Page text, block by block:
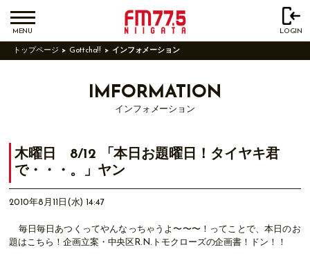
MENU LOGIN
トップページ Gottcha!! インフォメーション
IMFORMATION
インフォメーション
木曜日 8/12 「本日お題曜日！タイヤキ君
で・・・。」ヤン
2010年8月11日(水) 14:47
毎日毎日あつくってやんなっちゃうよ〜〜〜！ってことで、本日のお
題はこちら！企画立案・中央区R.N.トモクローズの企画書！ドン！！